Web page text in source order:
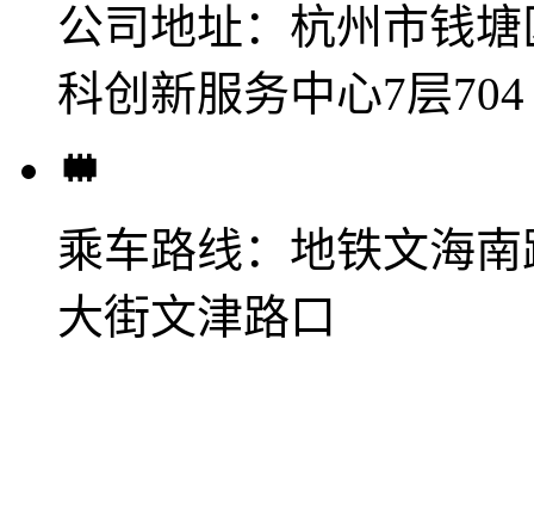
公司地址： 杭州市钱
科创新服务中心7层704
乘车路线： 地铁文海
大街文津路口